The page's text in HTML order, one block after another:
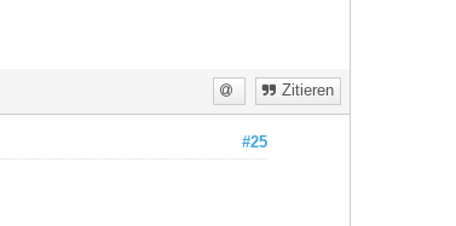
Zitieren
#25